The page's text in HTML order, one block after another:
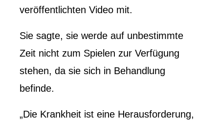
veröffentlichten Video mit.
Sie sagte, sie werde auf unbestimmte
Zeit nicht zum Spielen zur Verfügung
stehen, da sie sich in Behandlung
befinde.
„Die Krankheit ist eine Herausforderung,